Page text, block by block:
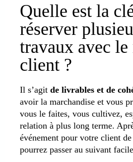
Quelle est la
réserver
travaux avec le
client ?
Il s’agit de livrables et de
avoir la marchandise et vous
vous le faites, vous cultivez,
relation à plus long terme.
événement pour votre client
pourrez passer au suivant